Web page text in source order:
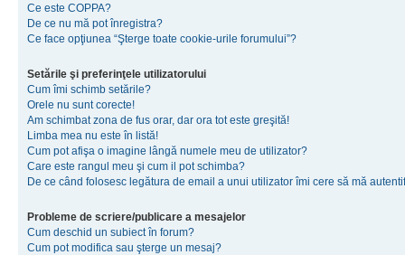
Ce este COPPA?
De ce nu mă pot înregistra?
Ce face opţiunea “Şterge toate cookie-urile forumului”?
Setările şi preferinţele utilizatorului
Cum îmi schimb setările?
Orele nu sunt corecte!
Am schimbat zona de fus orar, dar ora tot este greşită!
Limba mea nu este în listă!
Cum pot afişa o imagine lângă numele meu de utilizator?
Care este rangul meu şi cum il pot schimba?
De ce când folosesc legătura de email a unui utilizator îmi cere să mă
Probleme de scriere/publicare a mesajelor
Cum deschid un subiect în forum?
Cum pot modifica sau şterge un mesaj?